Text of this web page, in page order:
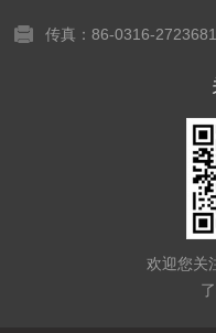
传真：86-0316-2723681
欢迎您关